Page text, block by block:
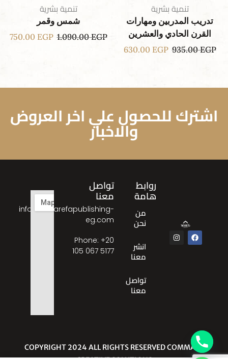
تنمية بشرية
تدريب المدربين ومهارات
القرن الحادي والعشرين
935.00EGP
630.00 EGP
تنمية بشرية
شمس وقمر
1.090.00EGP
750.00 EGP
اشترك للحصول علي اخر العروض
والاخبار
روابط
هامة
من
نحن
انشر
معنا
تواصل
معنا
تواصل
معنا
info@almarefapublishing-
eg.com
Phone: ‎+20
105 067 5177
© COPYRIGHT 2024 ALL RIGHTS RESERVED COMMA